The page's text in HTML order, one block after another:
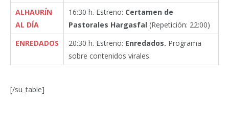
ALHAURÍN
AL DÍA
16:30 h. Estreno: Certamen de
Pastorales Hargasfal (Repetición: 22:00)
ENREDADOS
20:30 h. Estreno: Enredados. Programa
sobre contenidos virales.
[/su_table]